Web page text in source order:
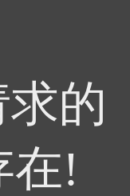
的
在!